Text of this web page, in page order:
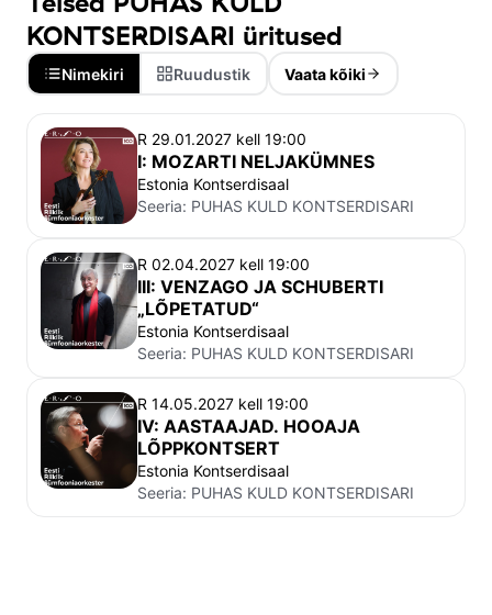
heliloojad, kelle looming avab barokk- ja
eelklassitsistliku muusika ilu erinevaid tahke.
HINNAD
I hinnaklassi
pilet: 60€ / 50€*
II hinnaklassipilet: 45€ / 35€*
III hinnaklassi
IV hinnaklassi pilet: 25€ / 15€* (III hinnaklassi
piletite hulgas võib olla piiratud nähtavusega
istekohti).
Toetajapilet: 100€**
pensionäridele soodustust tõendava dokumendi
esitamisel piletikontrollis.
** Toetajapilet asub parimatel istekohtadel. Selle
pileti ostuga toetate ERSO tegevust.
KONTSERDISARI üritused
Nimekiri Ruudustik Vaata kõiki
R 29.01.2027 kell 19:00
I: MOZARTI NELJAKÜMNES
Estonia Kontserdisaal
Seeria: PUHAS KULD KONTSERDISARI
R 02.04.2027 kell 19:00
III: VENZAGO JA SCHUBERTI
„LÕPETATUD“
Estonia Kontserdisaal
Seeria: PUHAS KULD KONTSERDISARI
R 14.05.2027 kell 19:00
IV: AASTAAJAD. HOOAJA
LÕPPKONTSERT
Estonia Kontserdisaal
Seeria: PUHAS KULD KONTSERDISARI